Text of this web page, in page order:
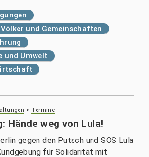
und Gemeinschaften
und Umwelt
> Termine
Hände weg von Lula!
gegen den Putsch und SOS Lula
für Solidarität mit